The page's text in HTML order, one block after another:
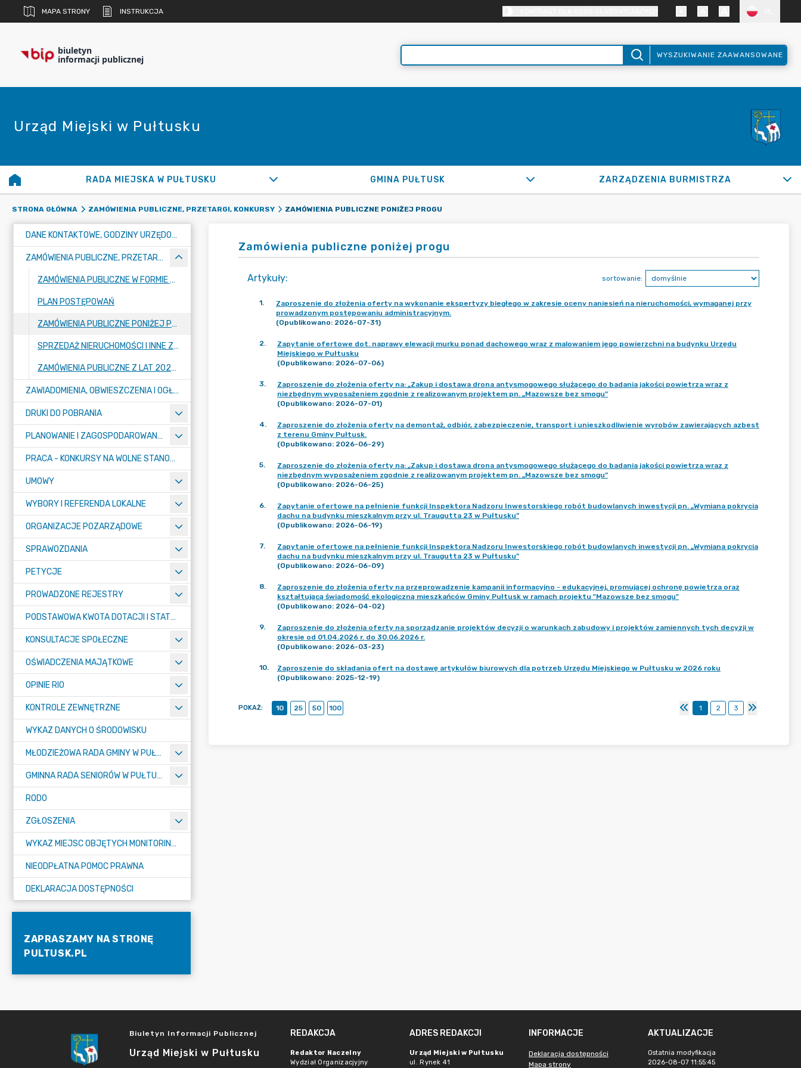
MAPA STRONY INSTRUKCJA
biuletyn
informacji publicznej WYSZUKIWANIE ZAAWANSOWANE
Urząd Miejski w Pułtusku
RADA MIEJSKA W PUŁTUSKU GMINA PUŁTUSK ZARZĄDZENIA BURMISTRZA
STRONA GŁÓWNA ZAMÓWIENIA PUBLICZNE, PRZETARGI, KONKURSY ZAMÓWIENIA PUBLICZNE PONIŻEJ PROGU
DANE KONTAKTOWE, GODZINY URZĘDOWANIA I NUMER KONTA BANKOWEGO
ZAMÓWIENIA PUBLICZNE, PRZETARGI, KONKURSY
ZAMÓWIENIA PUBLICZNE W FORMIE PRZETARGU
PLAN POSTĘPOWAŃ
ZAMÓWIENIA PUBLICZNE PONIŻEJ PROGU
SPRZEDAŻ NIERUCHOMOŚCI I INNE ZAMÓWIENIA DOT. NIERUCHOMOŚCI
ZAMÓWIENIA PUBLICZNE Z LAT 2022 I WCZEŚNIEJ
ZAWIADOMIENIA, OBWIESZCZENIA I OGŁOSZENIA
DRUKI DO POBRANIA
PLANOWANIE I ZAGOSPODAROWANIE PRZESTRZENNE
PRACA - KONKURSY NA WOLNE STANOWISKA
UMOWY
WYBORY I REFERENDA LOKALNE
ORGANIZACJE POZARZĄDOWE
SPRAWOZDANIA
PETYCJE
PROWADZONE REJESTRY
PODSTAWOWA KWOTA DOTACJI I STATYSTYCZNA LICZBA UCZNIÓW
KONSULTACJE SPOŁECZNE
OŚWIADCZENIA MAJĄTKOWE
OPINIE RIO
KONTROLE ZEWNĘTRZNE
WYKAZ DANYCH O ŚRODOWISKU
MŁODZIEŻOWA RADA GMINY W PUŁTUSKU
GMINNA RADA SENIORÓW W PUŁTUSKU
RODO
ZGŁOSZENIA
WYKAZ MIEJSC OBJĘTYCH MONITORINGIEM
NIEODPŁATNA POMOC PRAWNA
DEKLARACJA DOSTĘPNOŚCI
ZAPRASZAMY NA STRONĘ
PULTUSK.PL
Zamówienia publiczne poniżej progu
Artykuły: sortowanie:
1.
Zaproszenie do złożenia oferty na wykonanie ekspertyzy biegłego w zakresie oceny naniesień na nieruchomości, wymaganej przy
prowadzonym postępowaniu administracyjnym.
(Opublikowano: 2026-07-31)
2.
Zapytanie ofertowe dot. naprawy elewacji murku ponad dachowego wraz z malowaniem jego powierzchni na budynku Urzędu
Miejskiego w Pułtusku
(Opublikowano: 2026-07-06)
3.
Zaproszenie do złożenia oferty na: „Zakup i dostawa drona antysmogowego służącego do badania jakości powietrza wraz z
niezbędnym wyposażeniem zgodnie z realizowanym projektem pn. „Mazowsze bez smogu”
(Opublikowano: 2026-07-01)
4.
Zaproszenie do złożenia oferty na demontaż, odbiór, zabezpieczenie, transport i unieszkodliwienie wyrobów zawierających azbest
z terenu Gminy Pułtusk.
(Opublikowano: 2026-06-29)
5.
Zaproszenie do złożenia oferty na: „Zakup i dostawa drona antysmogowego służącego do badania jakości powietrza wraz z
niezbędnym wyposażeniem zgodnie z realizowanym projektem pn. „Mazowsze bez smogu”
(Opublikowano: 2026-06-25)
6.
Zapytanie ofertowe na pełnienie funkcji Inspektora Nadzoru Inwestorskiego robót budowlanych inwestycji pn. „Wymiana pokrycia
dachu na budynku mieszkalnym przy ul. Traugutta 23 w Pułtusku”
(Opublikowano: 2026-06-19)
7.
Zapytanie ofertowe na pełnienie funkcji Inspektora Nadzoru Inwestorskiego robót budowlanych inwestycji pn. „Wymiana pokrycia
dachu na budynku mieszkalnym przy ul. Traugutta 23 w Pułtusku”
(Opublikowano: 2026-06-09)
8.
Zaproszenie do złożenia oferty na przeprowadzenie kampanii informacyjno - edukacyjnej, promującej ochronę powietrza oraz
kształtującą świadomość ekologiczną mieszkańców Gminy Pułtusk w ramach projektu "Mazowsze bez smogu"
(Opublikowano: 2026-04-02)
9.
Zaproszenie do złożenia oferty na sporządzanie projektów decyzji o warunkach zabudowy i projektów zamiennych tych decyzji w
okresie od 01.04.2026 r. do 30.06.2026 r.
(Opublikowano: 2026-03-23)
10.
Zaproszenie do składania ofert na dostawę artykułów biurowych dla potrzeb Urzędu Miejskiego w Pułtusku w 2026 roku
(Opublikowano: 2025-12-19)
POKAŻ: 10 25 50 100 1 2 3
Biuletyn Informacji Publicznej
Urząd Miejski w Pułtusku
REDAKCJA
Redaktor Naczelny
Wydział Organizacjyjny
ADRES REDAKCJI
Urząd Miejski w Pułtusku
ul. Rynek 41
INFORMACJE
Deklaracja dostępności
Mapa strony
AKTUALIZACJE
Ostatnia modyfikacja
2026-08-07 11:55:45